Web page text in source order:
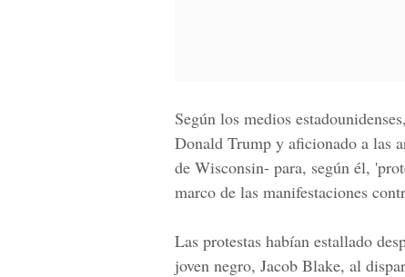
Según los medios
Donald Trump y aficionado a las
de Wisconsin- para, según él,
marco de las manifestaciones
Las protestas habían estallado
joven negro, Jacob Blake, al